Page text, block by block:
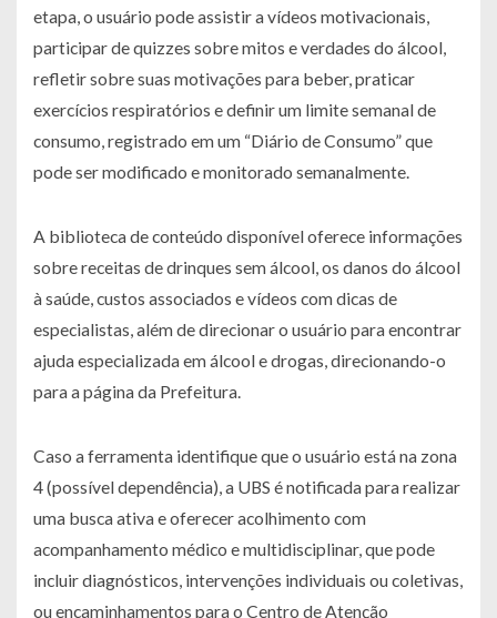
etapa, o usuário pode assistir a vídeos motivacionais,
participar de quizzes sobre mitos e verdades do álcool,
refletir sobre suas motivações para beber, praticar
exercícios respiratórios e definir um limite semanal de
consumo, registrado em um “Diário de Consumo” que
pode ser modificado e monitorado semanalmente.
A biblioteca de conteúdo disponível oferece informações
sobre receitas de drinques sem álcool, os danos do álcool
à saúde, custos associados e vídeos com dicas de
especialistas, além de direcionar o usuário para encontrar
ajuda especializada em álcool e drogas, direcionando-o
para a página da Prefeitura.
Caso a ferramenta identifique que o usuário está na zona
4 (possível dependência), a UBS é notificada para realizar
uma busca ativa e oferecer acolhimento com
acompanhamento médico e multidisciplinar, que pode
incluir diagnósticos, intervenções individuais ou coletivas,
ou encaminhamentos para o Centro de Atenção